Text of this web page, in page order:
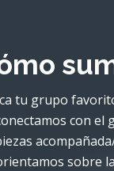
tu grupo
con el
sobre